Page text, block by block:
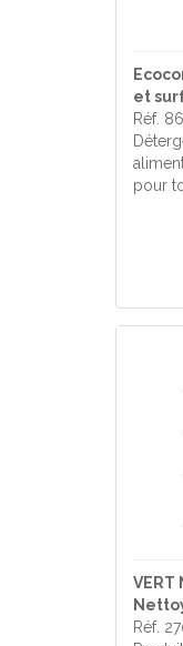
et
Réf.
pour
VERT
Réf.